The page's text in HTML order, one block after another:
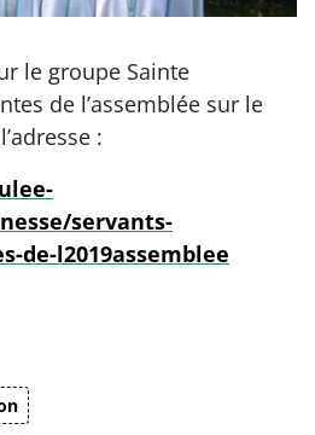
le groupe Sainte
de l’assemblée sur le
:
servants-
de-l2019assemblee